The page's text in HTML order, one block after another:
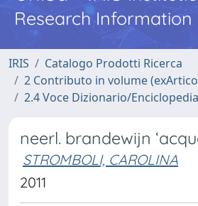
Research Information
IRIS
Catalogo Prodotti Ricerca
2 Contributo in volume
2.4 Voce Dizionario/Enciclopedia
neerl. brandewijn
STROMBOLI, CAROLINA
2011